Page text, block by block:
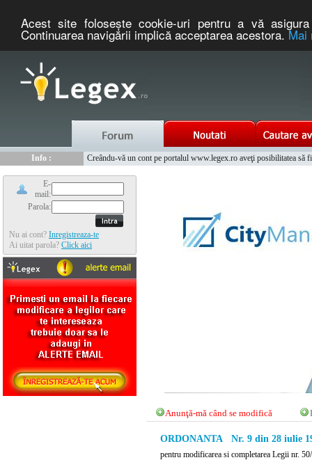
Acest site foloseşte cookie-uri pentru a vă
Continuarea navigării implică acceptarea acestora.Mai
Info :
www.tntauto.ro - Managementul Integrat al Parcului Auto
E-
mail:
Parola:
Nu ai cont? Inregistreaza-te
Ai uitat parola? Click aici
Anunţă-mă când se modifică
ORDONANTA Nr. 9 din 28 iulie
pentru modificarea si completarea Legii nr.